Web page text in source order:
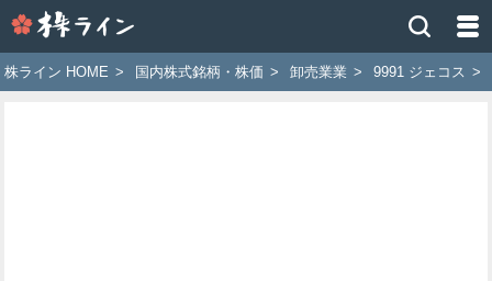
イ
ン
株ライン HOME > 国内株式銘柄・株価 > 卸売業業 > 9991 ジェコス >